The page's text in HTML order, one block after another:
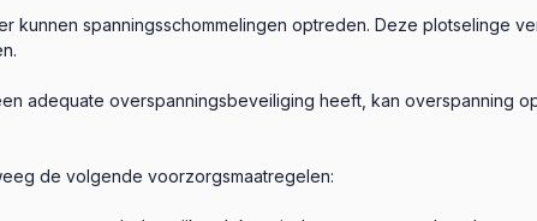
kunnen spanningsschommelingen optreden. Deze plotselinge
adequate overspanningsbeveiliging heeft, kan overspanning
de volgende voorzorgsmaatregelen: